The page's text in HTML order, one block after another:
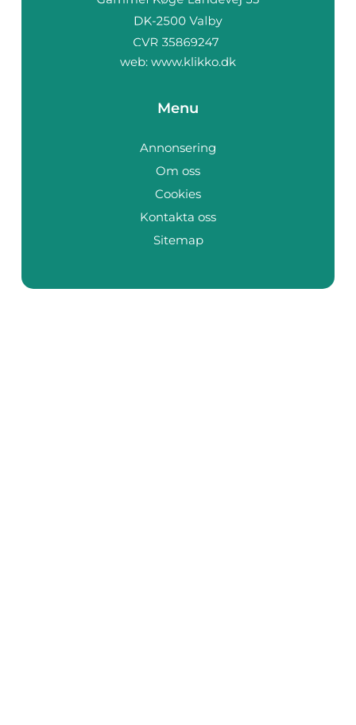
web: www.klikko.dk
Menu
Annonsering
Om oss
Cookies
Kontakta oss
Sitemap